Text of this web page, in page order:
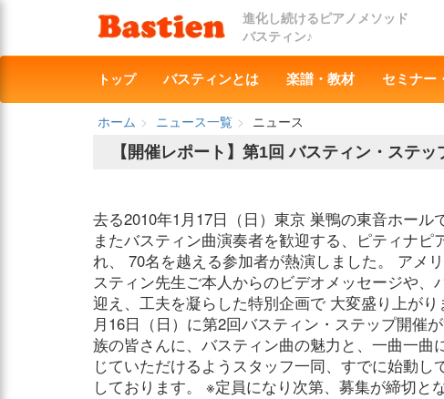
進化し続けるピアノメソッド
バスティン♪
トップ バスティンとは 楽譜・教材 セミナー
ホーム ニュース一覧
ニュース
【開催レポート】第1回 バスティン・ステ
去る2010年1月17日（日）東京 巣鴨の東音ホール
またバスティン曲演奏者を歓迎する、ピティナ
れ、 70名を越える参加者が熱演しました。 アメ
スティン先生ご本人からのビデオメッセージや
迎え、工夫を凝らした特別企画で 大変盛り上がり
月16日（日）に第2回バスティン・ステップ開催
族の皆さんに、バスティン曲の魅力と、一曲一
じていただけるようスタッフ一同、すでに始動
しております。 ※定員になり次第、募集が締切と